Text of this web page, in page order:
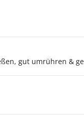
gut umrühren &